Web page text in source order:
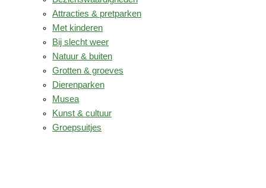
Attracties & pretparken
Met kinderen
Bij slecht weer
Natuur & buiten
Grotten & groeves
Dierenparken
Musea
Kunst & cultuur
Groepsuitjes